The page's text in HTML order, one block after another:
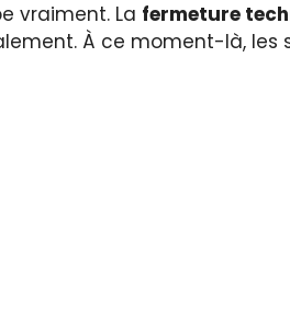
vraiment. La fermeture
À ce moment-là, les